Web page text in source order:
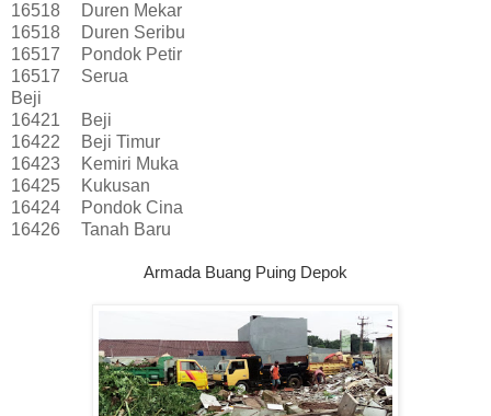
16518
Duren Mekar
16518
Duren Seribu
16517
Pondok Petir
16517
Serua
Beji
16421
Beji
16422
Beji Timur
16423
Kemiri Muka
16425
Kukusan
16424
Pondok Cina
16426
Tanah Baru
Armada Buang Puing Depok